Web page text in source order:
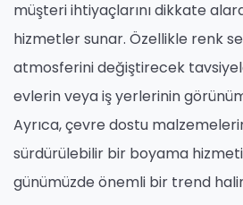
müşteri ihtiyaçlarını dikkate
hizmetler sunar. Özellikle renk
atmosferini değiştirecek
evlerin veya iş yerlerinin
Ayrıca, çevre dostu
sürdürülebilir bir boyama
günümüzde önemli bir trend